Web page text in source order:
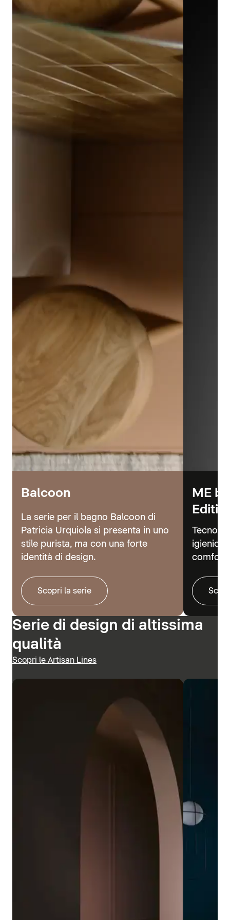
Balcoon
La serie per il bagno Balcoon di
Patricia Urquiola si presenta in uno
stile purista, ma con una forte
identità di design.
Scopri la serie
ME
igienici
comfort.
Serie di design di altissima
qualità
Scopri le Artisan Lines